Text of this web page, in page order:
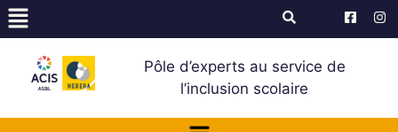
Pôle d’experts au service de
l’inclusion scolaire